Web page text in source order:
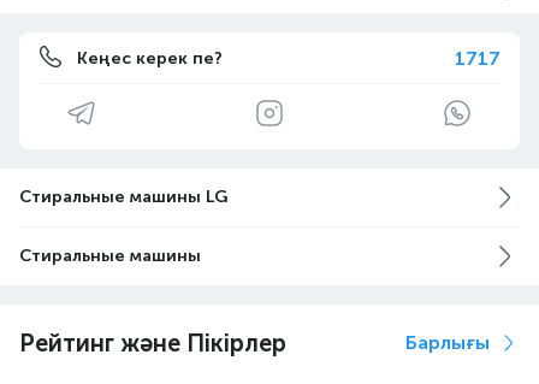
Кеңес керек пе? 1717
Стиральные машины LG
Стиральные машины
Рейтинг және Пікірлер Барлығы